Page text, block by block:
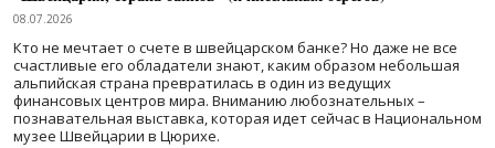
08.07.2026
Кто не мечтает о счете в швейцарском банке? Но даже не все
счастливые его обладатели знают, каким образом небольшая
альпийская страна превратилась в один из ведущих
финансовых центров мира. Вниманию любознательных –
познавательная выставка, которая идет сейчас в Национальном
музее Швейцарии в Цюрихе.